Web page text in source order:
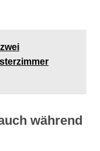
während